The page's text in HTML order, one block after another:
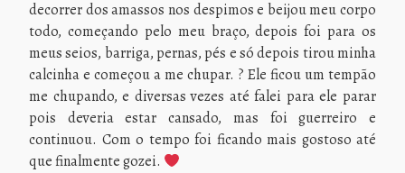
decorrer dos amassos nos despimos e beijou meu corpo
todo, começando pelo meu braço, depois foi para os
meus seios, barriga, pernas, pés e só depois tirou minha
calcinha e começou a me chupar. ? Ele ficou um tempão
me chupando, e diversas vezes até falei para ele parar
pois deveria estar cansado, mas foi guerreiro e
continuou. Com o tempo foi ficando mais gostoso até
que finalmente gozei.